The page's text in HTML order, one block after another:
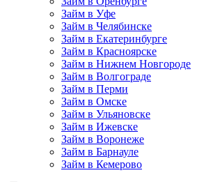
Займ в Уфе
Займ в Челябинске
Займ в Екатеринбурге
Займ в Красноярске
Займ в Нижнем Новгороде
Займ в Волгограде
Займ в Перми
Займ в Омске
Займ в Ульяновске
Займ в Ижевске
Займ в Воронеже
Займ в Барнауле
Займ в Кемерово